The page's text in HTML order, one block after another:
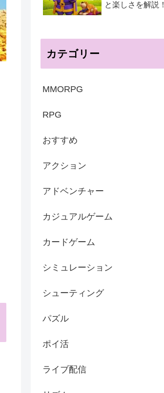
と楽しさを解説！
カテゴリー
MMORPG
RPG
おすすめ
アクション
アドベンチャー
カジュアルゲーム
カードゲーム
シミュレーション
シューティング
パズル
ポイ活
ライブ配信